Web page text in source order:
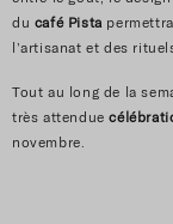
du café Pista
l’artisanat et des
Tout au long de la
très attendue
novembre.